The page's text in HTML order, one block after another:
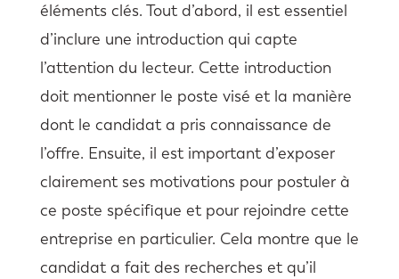
éléments clés. Tout d’abord, il est essentiel
d’inclure une introduction qui capte
l’attention du lecteur. Cette introduction
doit mentionner le poste visé et la manière
dont le candidat a pris connaissance de
l’offre. Ensuite, il est important d’exposer
clairement ses motivations pour postuler à
ce poste spécifique et pour rejoindre cette
entreprise en particulier. Cela montre que le
candidat a fait des recherches et qu’il